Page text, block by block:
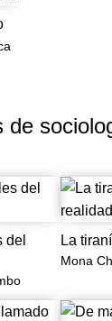
de
del
La
Mona